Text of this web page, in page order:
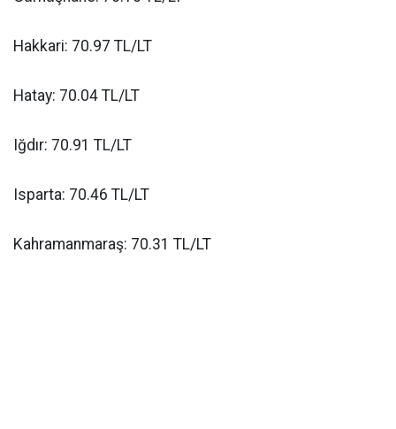
Hakkari: 70.97 TL/LT
Hatay: 70.04 TL/LT
Iğdır: 70.91 TL/LT
Isparta: 70.46 TL/LT
Kahramanmaraş: 70.31 TL/LT